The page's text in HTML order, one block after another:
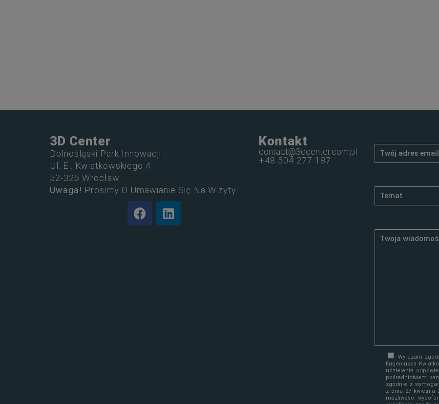
3D Center
Dolnośląski Park Innowacji
Ul. E . Kwiatkowskiego 4
52-326 Wrocław
Uwaga! Prosimy O Umawianie Się Na Wizyty.
Kontakt
contact@3dcenter.com.pl
+48 504 277 187
Wyrażam
Eugeniusza
udzielenia
pośrednictwem
zgodnie z
z dnia 27 kwietnia
możliwości